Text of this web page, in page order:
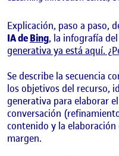
Explicación, paso a paso,
IA deBing, la infografía
generativa ya está aquí.
Se describe la secuencia
los objetivos del recurso,
generativa para elaborar
conversación
contenido y la
margen.